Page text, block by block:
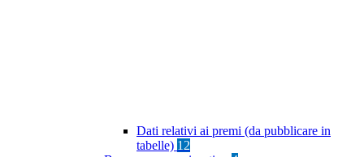
Dati relativi ai premi (da pubblicare in
tabelle) 12